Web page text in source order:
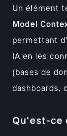
Un élément
Model
permettant
IA en les
(bases de
dashboards,
Qu'est-ce